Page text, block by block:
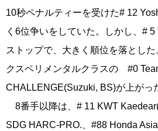
10秒ペナルティーを受けた# 12
く6位争いをしていた。しかし、#
ストップで、大きく順位を落とし
クスペリメンタルクラスの #0
CHALLENGE(Suzuki, BS)が上がっ
8番手以降は、# 11 KWT
SDG HARC-PRO.、#88 Honda